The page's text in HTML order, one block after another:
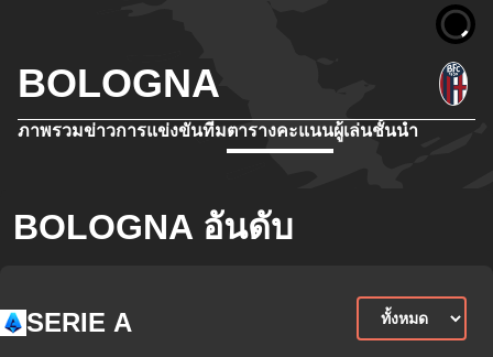
BOLOGNA
ภาพรวมข่าวการแข่งขันทีมตารางคะแนนผู้เล่นชั้นนำ
BOLOGNA อันดับ
SERIE A